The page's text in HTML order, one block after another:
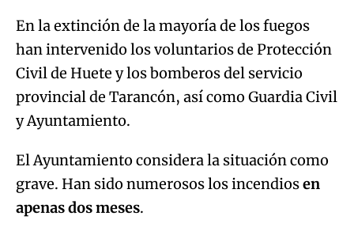
En la extinción de la mayoría de los fuegos
han intervenido los voluntarios de Protección
Civil de Huete y los bomberos del servicio
provincial de Tarancón, así como Guardia Civil
y Ayuntamiento.
El Ayuntamiento considera la situación como
grave. Han sido numerosos los incendiosen
apenas dos meses.